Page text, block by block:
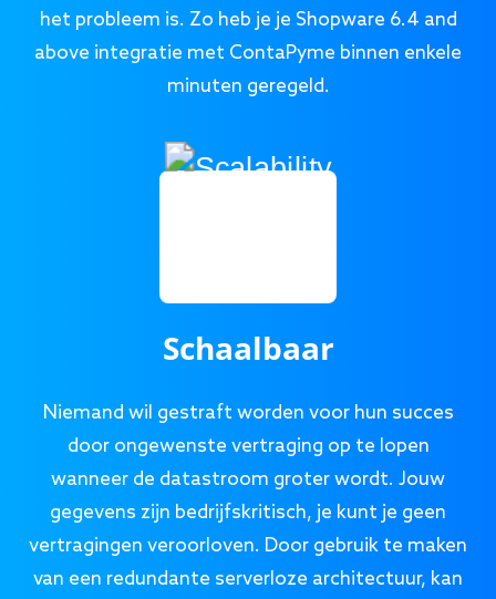
het probleem is. Zo heb je je Shopware 6.4 and
above integratie met ContaPyme binnen enkele
minuten geregeld.
Schaalbaar
Niemand wil gestraft worden voor hun succes
door ongewenste vertraging op te lopen
wanneer de datastroom groter wordt. Jouw
gegevens zijn bedrijfskritisch, je kunt je geen
vertragingen veroorloven. Door gebruik te maken
van een redundante serverloze architectuur, kan